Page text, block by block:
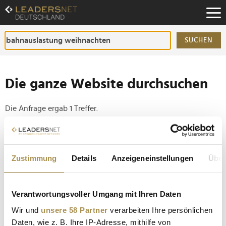
Zustimmung Details Anzeigeneinstellungen
Verantwortungsvoller Umgang mit Ihren Daten
Wir und unsere 58 Partner verarbeiten Ihre persönlichen
Daten, wie z. B. Ihre IP-Adresse, mithilfe von
Zum
Inhalt
Zur
Fußzeilen-
Navigation
SUCHEN
Die ganze Website durchsuchen
Die Anfrage ergab 1 Treffer.
Tipp
Seiten suchen, die genau diese Wortgruppe enthalten:
Bahn verzeichnet Buchungsrekord zu Weihnachten